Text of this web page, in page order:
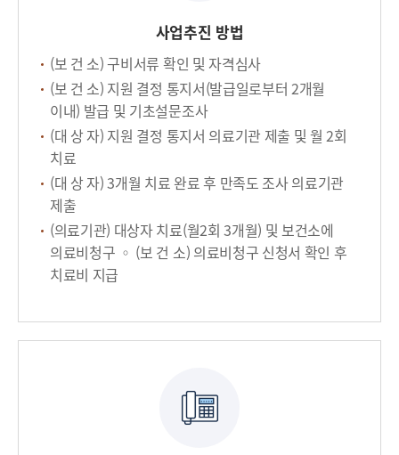
사업추진 방법
(보 건 소) 구비서류 확인 및 자격심사
(보 건 소) 지원 결정 통지서(발급일로부터 2개월
이내) 발급 및 기초설문조사
(대 상 자) 지원 결정 통지서 의료기관 제출 및 월 2회
치료
(대 상 자) 3개월 치료 완료 후 만족도 조사 의료기관
제출
(의료기관) 대상자 치료(월2회 3개월) 및 보건소에
의료비청구 ◦ (보 건 소) 의료비청구 신청서 확인 후
치료비 지급